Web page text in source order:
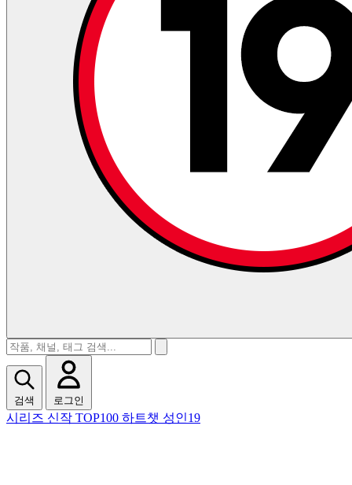
검색 로그인
시리즈 신작 TOP100 하트챗 성인19